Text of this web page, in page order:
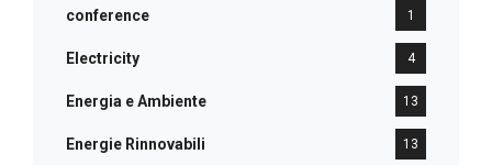
conference 1
Electricity 4
Energia e Ambiente 13
Energie Rinnovabili 13